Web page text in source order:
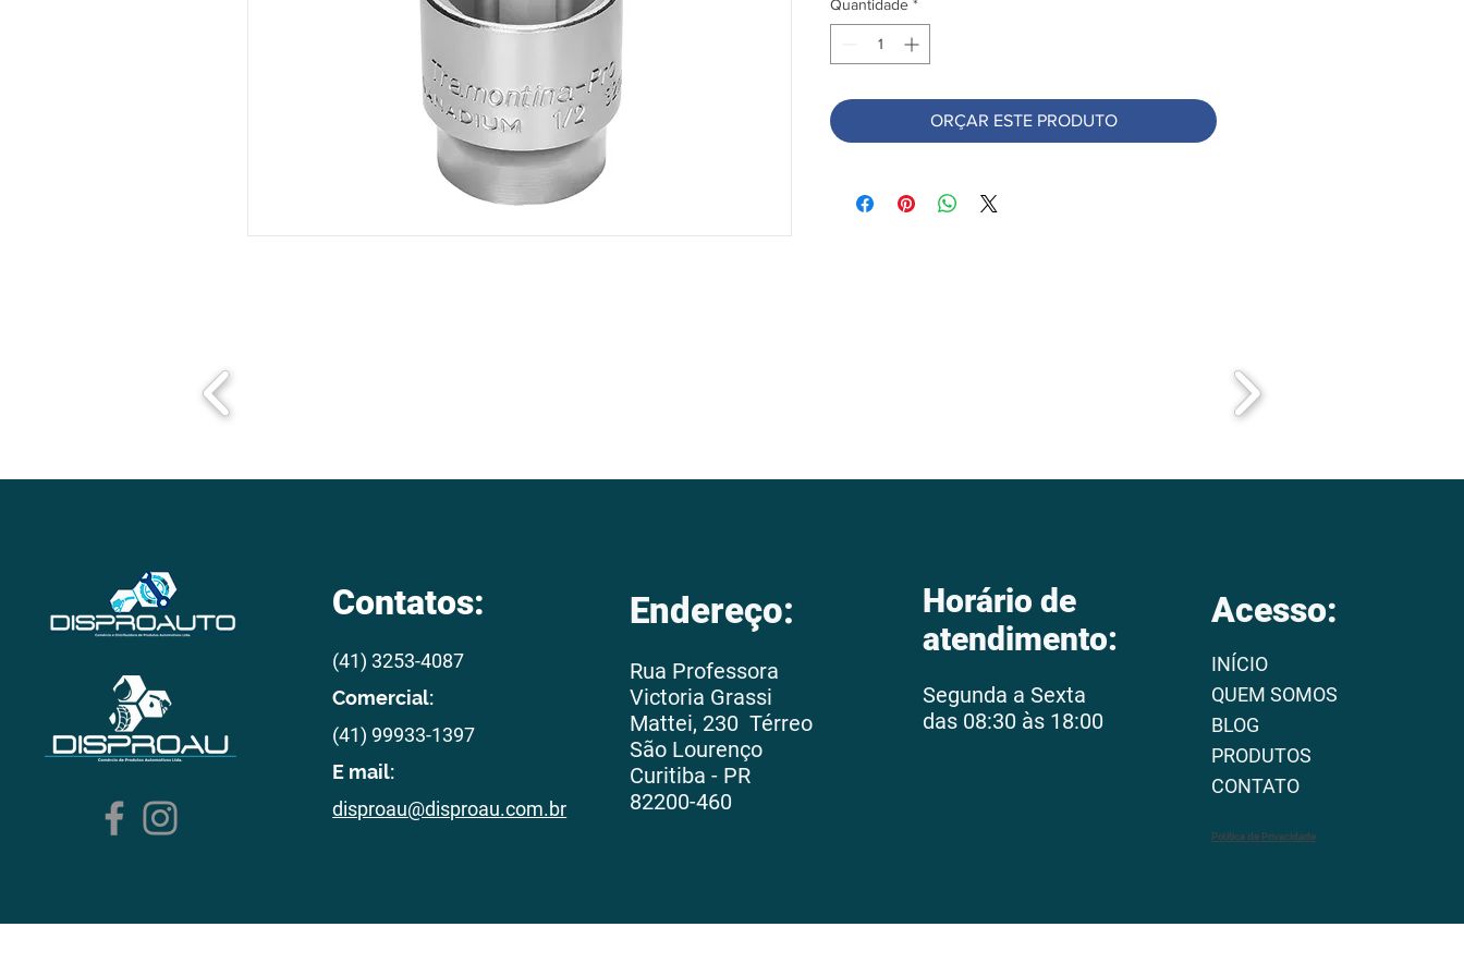
Quantidade *
ORÇAR ESTE PRODUTO
Contatos:
(41) 3253-4087
Comercial:
(41) 99933-1397
E mail:
disproau@disproau.com.br
Endereço:
Rua Professora
Victoria Grassi
Mattei, 230 Térreo
São Lourenço
Curitiba - PR
82200-460
Horário de
atendimento:
Segunda a Sexta
das 08:30 às 18:00
Acesso:
INÍCIO
QUEM SOMOS
BLOG
PRODUTOS
CONTATO
Política de Privacidade